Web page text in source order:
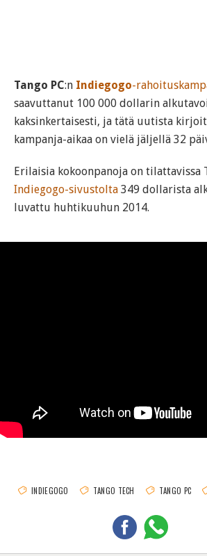
Tango PC:n Indiegogo-
saavuttanut 100 000 dollarin
kaksinkertaisesti, ja tätä uutista
kampanja-aikaa on vielä jäljellä 32
Erilaisia kokoonpanoja on tilattavissa
Indiegogo-sivustolta 349 dollarista
luvattu huhtikuuhun 2014.
INDIEGOGO TANGO TECH TANGO PC